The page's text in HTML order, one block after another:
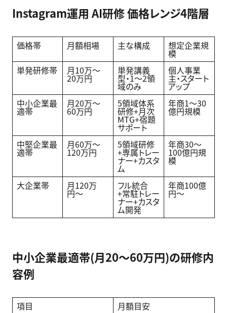
Instagram運用 AI研修 価格レンジ4階層
価格帯 月額相場 主な構成 想定企業規
模
単発研修帯
月10万〜
20万円
単発講義
型・1〜2領
域のみ
個人事業
主・スタート
アップ
中小企業最
適帯
月20万〜
60万円
5領域体系
研修+月次
MTG+宿題
サポート
年商1〜30
億円規模
中堅企業最
適帯
月60万〜
120万円
5領域研修
+専属トレー
ナー+カスタ
ム
年商30〜
100億円規
模
大企業帯 月120万
円〜
フル統合
+常駐トレー
ナー+カスタ
ム開発
年商100億
円〜
中小企業最適帯(月20〜60万円)の研修内
容例
項目
月額目安